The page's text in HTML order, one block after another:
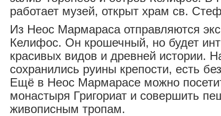
работает музей, открыт храм св.
Из Неос Мармараса отправляются
Келифос. Он крошечный, но будет
красивых видов и древней истории.
сохранились руины крепости, есть
Ещё в Неос Мармарасе можно
монастыря Григориат и совершить
живописным тропам.